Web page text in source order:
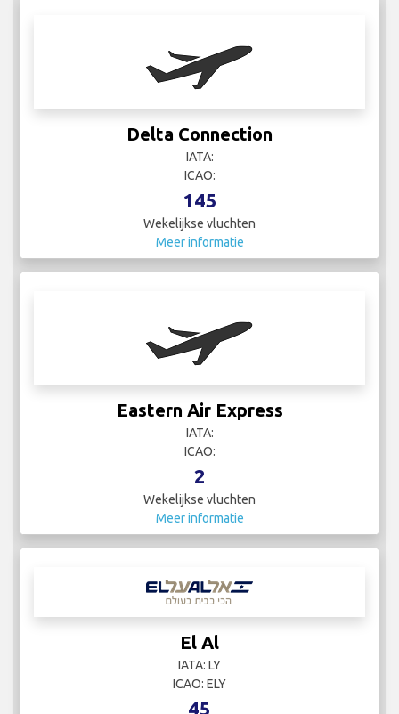
Delta Connection
IATA:
ICAO:
145
Wekelijkse vluchten
Meer informatie
Eastern Air Express
IATA:
ICAO:
2
Wekelijkse vluchten
Meer informatie
El Al
IATA: LY
ICAO: ELY
45